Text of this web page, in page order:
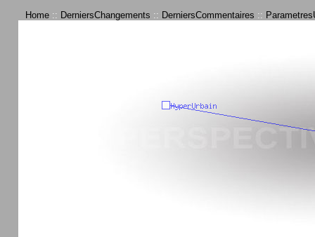
Home :: DerniersChangements :: DerniersCommentaires ::